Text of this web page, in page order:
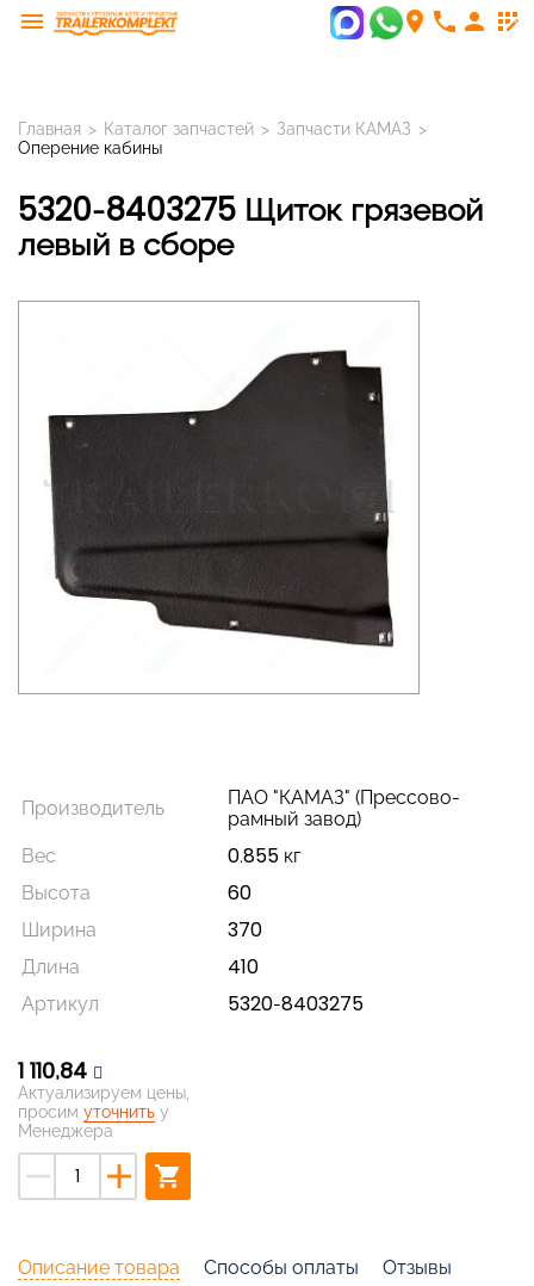
menu room phone person app_registration
Главная > Каталог запчастей > Запчасти КАМАЗ >
Оперение кабины
5320-8403275 Щиток грязевой
левый в сборе
Производитель
ПАО "КАМАЗ" (Прессово-
рамный завод)
Вес
0.855 кг
Высота
60
Ширина
370
Длина
410
Артикул
5320-8403275
1 110,84
Актуализируем цены,
просим уточнить у
Менеджера
remove add shopping_cart
Описание товара Способы оплаты
Отзывы